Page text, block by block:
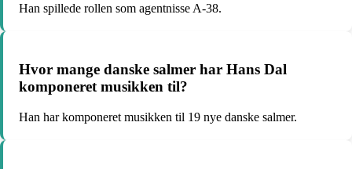
Han spillede rollen som agentnisse A-38.
Hvor mange danske salmer har Hans Dal
komponeret musikken til?
Han har komponeret musikken til 19 nye danske salmer.